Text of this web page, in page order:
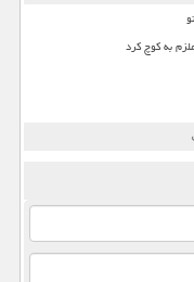
به کوچ کرد